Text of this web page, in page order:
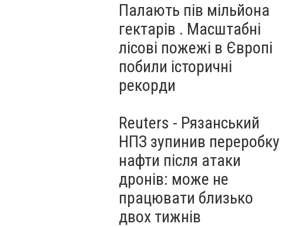
Палають пів мільйона
гектарів . Масштабні
лісові пожежі в Європі
побили історичні
рекорди
Reuters - Рязанський
НПЗ зупинив переробку
нафти після атаки
дронів: може не
працювати близько
двох тижнів